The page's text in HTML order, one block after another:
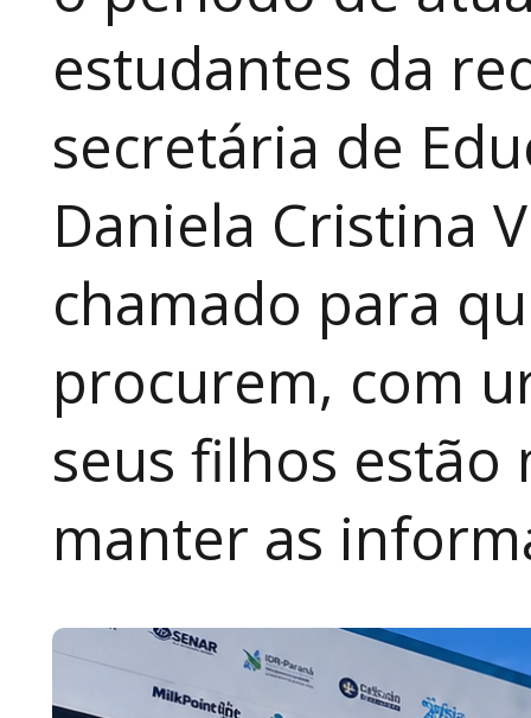
estudantes da
secretária de
Daniela Cristina
chamado para
procurem, com
seus filhos
manter as